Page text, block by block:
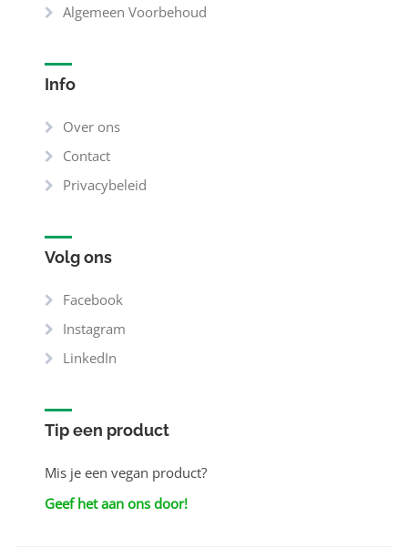
Algemeen Voorbehoud
Info
Over ons
Contact
Privacybeleid
Volg ons
Facebook
Instagram
LinkedIn
Tip een product
Mis je een vegan product?
Geef het aan ons door!